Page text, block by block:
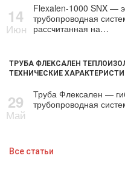
14
Июн
Flexalen-1000 SNX —
трубопроводная
рассчитанная на…
ТРУБА ФЛЕКСАЛЕН
ТЕХНИЧЕСКИЕ
29
Май
Труба Флексален —
трубопроводная
Все статьи